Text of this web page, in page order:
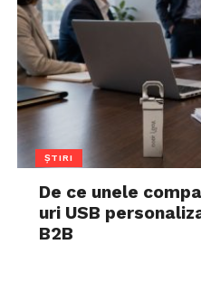
ȘTIRI
De ce unele
uri USB
B2B